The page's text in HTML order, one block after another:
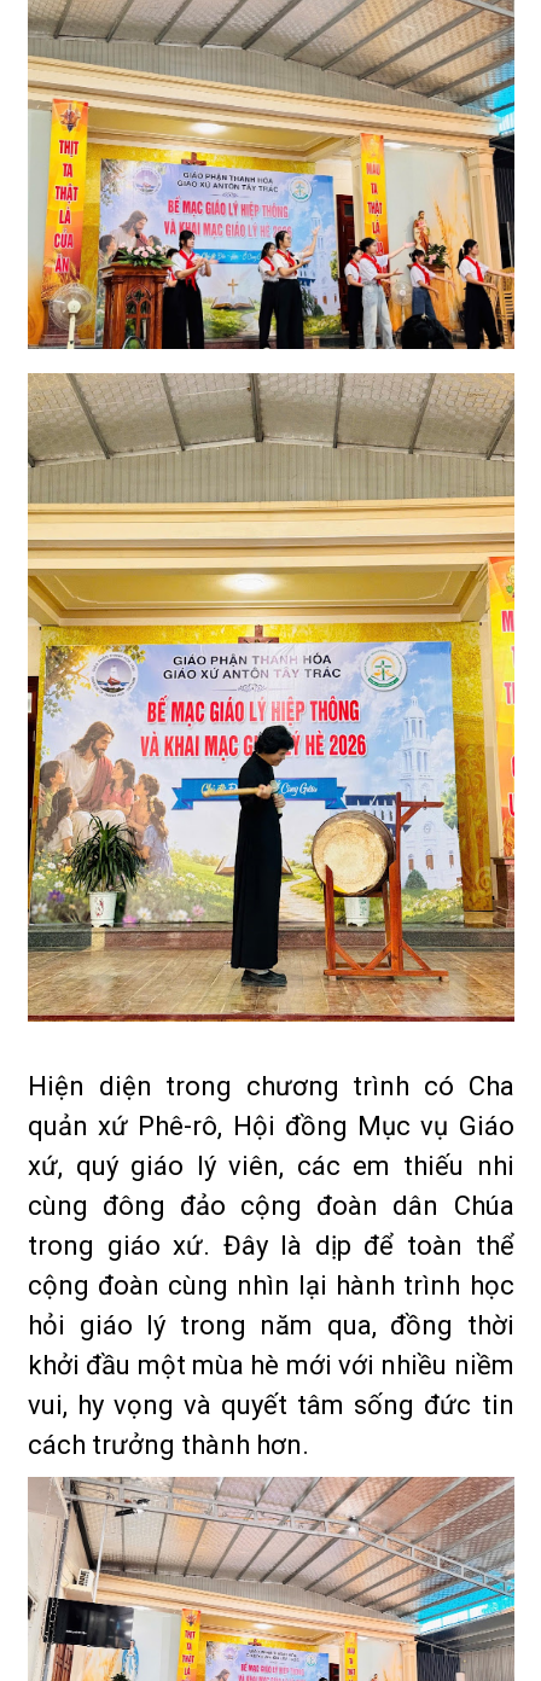
Hiện diện trong chương trình có Cha
quản xứ Phê-rô, Hội đồng Mục vụ Giáo
xứ, quý giáo lý viên, các em thiếu nhi
cùng đông đảo cộng đoàn dân Chúa
trong giáo xứ. Đây là dịp để toàn thể
cộng đoàn cùng nhìn lại hành trình học
hỏi giáo lý trong năm qua, đồng thời
khởi đầu một mùa hè mới với nhiều niềm
vui, hy vọng và quyết tâm sống đức tin
cách trưởng thành hơn.